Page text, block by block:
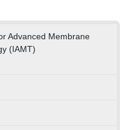
Advanced Membrane
(IAMT)